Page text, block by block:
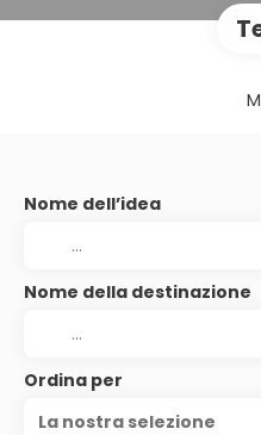
Nome dell’idea
Nome della destinazione
Ordina per
La nostra selezione